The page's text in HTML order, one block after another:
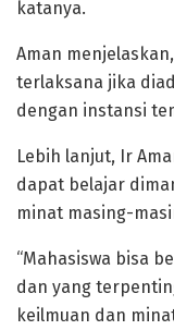
katanya.
Aman
terlaksana jika
dengan instansi
Lebih lanjut, Ir
dapat belajar
minat masing-
“Mahasiswa bisa
dan yang
keilmuan dan